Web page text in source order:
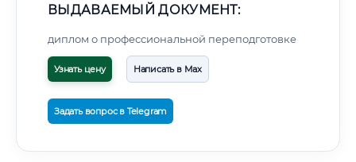
ВЫДАВАЕМЫЙ ДОКУМЕНТ:
диплом о профессиональной переподготовке
Узнать цену Написать в Max
Задать вопрос в Telegram